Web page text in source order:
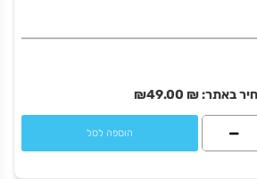
באתר:₪
₪49.00
- הוספה לסל